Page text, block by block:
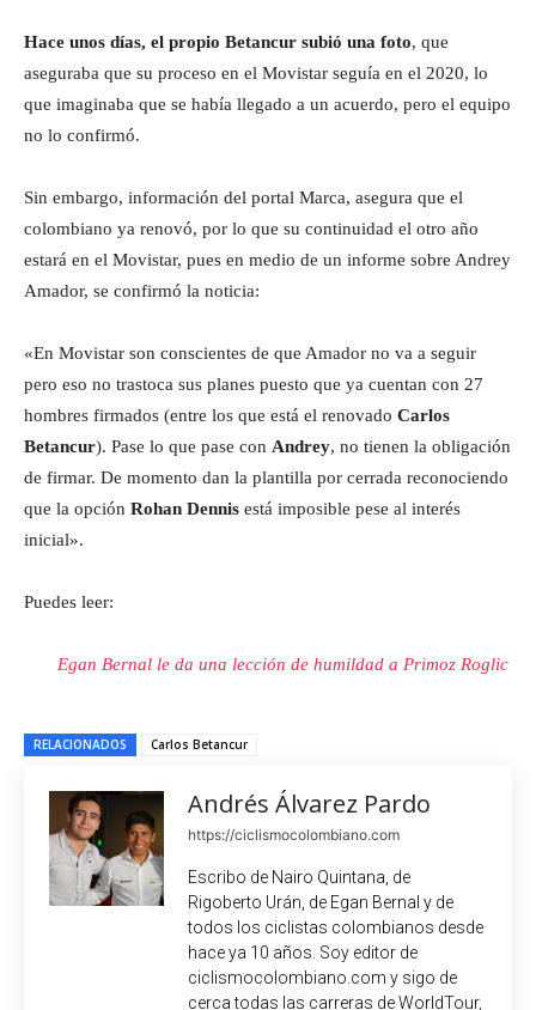
Hace unos días, el propio Betancur subió una foto, que
aseguraba que su proceso en el Movistar seguía en el 2020, lo
que imaginaba que se había llegado a un acuerdo, pero el equipo
no lo confirmó.
Sin embargo, información del portal Marca, asegura que el
colombiano ya renovó, por lo que su continuidad el otro año
estará en el Movistar, pues en medio de un informe sobre Andrey
Amador, se confirmó la noticia:
«En Movistar son conscientes de que Amador no va a seguir
pero eso no trastoca sus planes puesto que ya cuentan con 27
hombres firmados (entre los que está el renovado Carlos
Betancur). Pase lo que pase con Andrey, no tienen la obligación
de firmar. De momento dan la plantilla por cerrada reconociendo
que la opción Rohan Dennis está imposible pese al interés
inicial».
Puedes leer:
Egan Bernal le da una lección de humildad a Primoz Roglic
RELACIONADOS Carlos Betancur
Andrés Álvarez Pardo
https://ciclismocolombiano.com
Escribo de Nairo Quintana, de
Rigoberto Urán, de Egan Bernal y de
todos los ciclistas colombianos desde
hace ya 10 años. Soy editor de
ciclismocolombiano.com y sigo de
cerca todas las carreras de WorldTour,